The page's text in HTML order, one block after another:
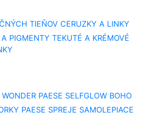
TIEŇOV CERUZKY A LINKY
PIGMENTY TEKUTÉ A KRÉMOVÉ
WONDER PAESE SELFGLOW BOHO
PAESE SPREJE SAMOLEPIACE